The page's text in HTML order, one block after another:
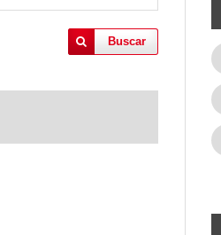
Buscar